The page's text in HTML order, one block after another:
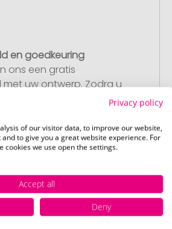
en goedkeuring
ons een gratis
uw ontwerp. Zodra u
starten wij direct
levering
van het
wij op de
– gegarandeerd.
Privacy policy
of our visitor data, to improve our website,
to give you a great website experience. For
cookies we use open the settings.
Accept all
Deny